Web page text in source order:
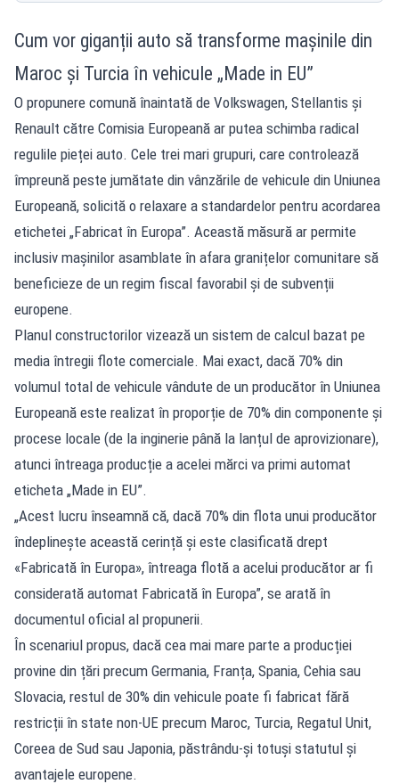
Cum vor giganții auto să transforme mașinile din
Maroc și Turcia în vehicule „Made in EU”
O propunere comună înaintată de Volkswagen, Stellantis și
Renault către Comisia Europeană ar putea schimba radical
regulile pieței auto. Cele trei mari grupuri, care controlează
împreună peste jumătate din vânzările de vehicule din Uniunea
Europeană, solicită o relaxare a standardelor pentru acordarea
etichetei „Fabricat în Europa”. Această măsură ar permite
inclusiv mașinilor asamblate în afara granițelor comunitare să
beneficieze de un regim fiscal favorabil și de subvenții
europene.
Planul constructorilor vizează un sistem de calcul bazat pe
media întregii flote comerciale. Mai exact, dacă 70% din
volumul total de vehicule vândute de un producător în Uniunea
Europeană este realizat în proporție de 70% din componente și
procese locale (de la inginerie până la lanțul de aprovizionare),
atunci întreaga producție a acelei mărci va primi automat
eticheta „Made in EU”.
„Acest lucru înseamnă că, dacă 70% din flota unui producător
îndeplinește această cerință și este clasificată drept
«Fabricată în Europa», întreaga flotă a acelui producător ar fi
considerată automat Fabricată în Europa”, se arată în
documentul oficial al propunerii.
În scenariul propus, dacă cea mai mare parte a producției
provine din țări precum Germania, Franța, Spania, Cehia sau
Slovacia, restul de 30% din vehicule poate fi fabricat fără
restricții în state non-UE precum Maroc, Turcia, Regatul Unit,
Coreea de Sud sau Japonia, păstrându-și totuși statutul și
avantajele europene.